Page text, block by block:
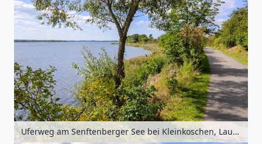
Uferweg am Senftenberger See bei Kleinkoschen, Lausitz, Brandenburg, Deutschland